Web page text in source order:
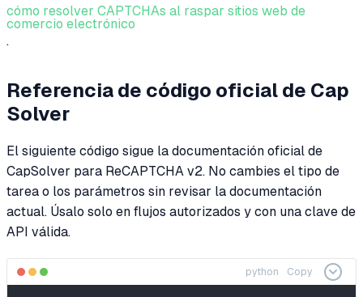
cómo resolver CAPTCHAs al raspar sitios web de
comercio electrónico
.
Referencia de código oficial de Cap
Solver
El siguiente código sigue la documentación oficial de
CapSolver para ReCAPTCHA v2. No cambies el tipo de
tarea o los parámetros sin revisar la documentación
actual. Úsalo solo en flujos autorizados y con una clave de
API válida.
python Copy